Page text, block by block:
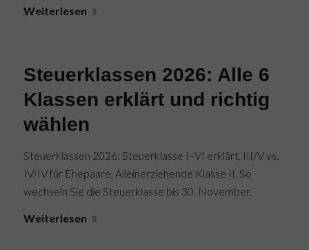
Weiterlesen
Steuerklassen 2026: Alle 6
Klassen erklärt und richtig
wählen
Steuerklassen 2026: Steuerklasse I–VI erklärt, III/V vs.
IV/IV für Ehepaare, Alleinerziehende Klasse II. So
wechseln Sie die Steuerklasse bis 30. November.
Weiterlesen